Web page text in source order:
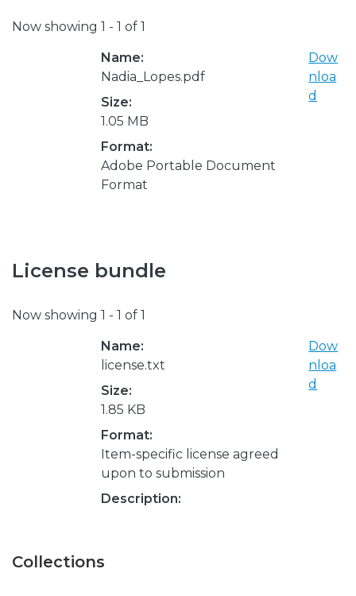
Now showing 1 - 1 of 1
Name:
Nadia_Lopes.pdf
Size:
1.05 MB
Format:
Adobe Portable Document
Format
Dow
nloa
d
License bundle
Now showing 1 - 1 of 1
Name:
license.txt
Size:
1.85 KB
Format:
Item-specific license agreed
upon to submission
Description:
Dow
nloa
d
Collections